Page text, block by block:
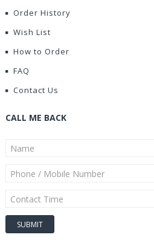
Order History
Wish List
How to Order
FAQ
Contact Us
CALL ME BACK